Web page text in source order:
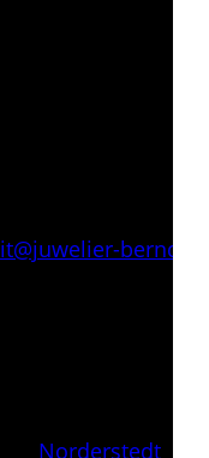
it@juwelier-
Norderstedt